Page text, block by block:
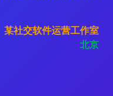
某社交软件运营工作室
北京